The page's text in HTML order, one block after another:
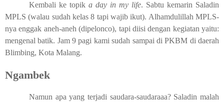
Kembali ke topik a day in my life. Sabtu kemarin Saladin
MPLS (walau sudah kelas 8 tapi wajib ikut). Alhamdulillah MPLS-
nya enggak aneh-aneh (dipelonco), tapi diisi dengan kegiatan yaitu:
mengenal batik. Jam 9 pagi kami sudah sampai di PKBM di daerah
Blimbing, Kota Malang.
Ngambek
Namun apa yang terjadi saudara-saudaraaa? Saladin malah